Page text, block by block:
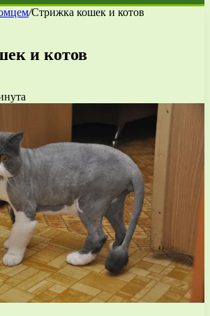
/Стрижка кошек и котов
и котов